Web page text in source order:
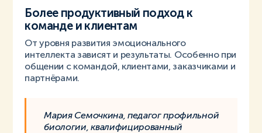
Более продуктивный подход к
команде и клиентам
От уровня развития эмоционального
интеллекта зависят и результаты. Особенно при
общении с командой, клиентами, заказчиками и
партнёрами.
Мария Семочкина, педагог профильной
биологии, квалифицированный